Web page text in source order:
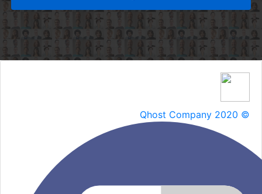
Qhost Company 2020 ©